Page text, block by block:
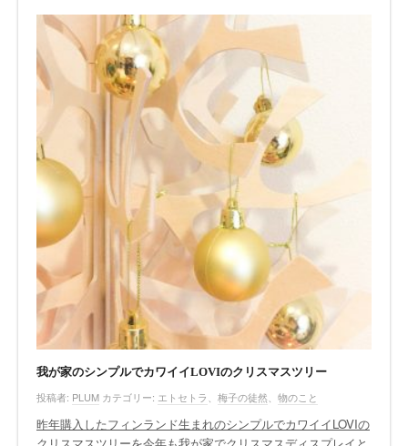
我が家のシンプルでカワイイLOVIのクリスマスツリー
投稿者: PLUM カテゴリー: エトセトラ 梅子の徒然 物のこと
昨年購入したフィンランド生まれのシンプルでカワイイLOVIの